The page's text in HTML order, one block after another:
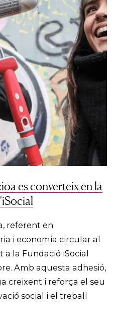
es converteix en la
referent en
i economia circular al
a la Fundació iSocial
Amb aquesta adhesió,
creixent i reforça el seu
social i el treball